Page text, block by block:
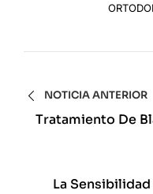
NOTICIA ANTERIOR
Tratamiento De
La Sensibilidad